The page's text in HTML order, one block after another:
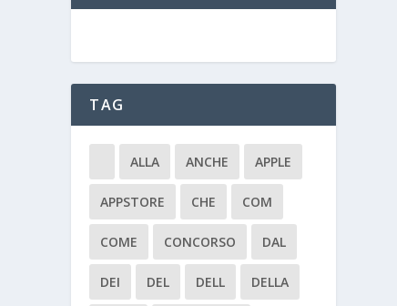
TAG
ALLA ANCHE APPLE
APPSTORE CHE COM
COME CONCORSO DAL
DEI DEL DELL DELLA